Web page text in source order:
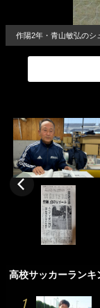
作陽2年・青山敏弘の
高校サッカーランキ